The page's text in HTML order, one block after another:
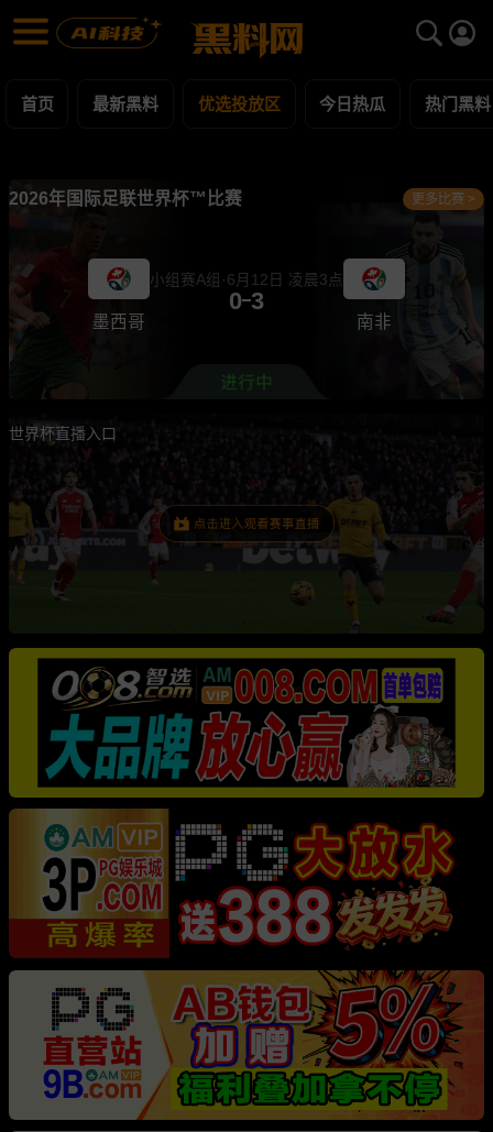
优选投放区 每日更新黑料吃瓜爆料
首页 最新黑料 优选投放区 今日热瓜 热门黑料
2026年国际足联世界杯™比赛 更多比赛 >
墨西哥
小组赛A组·6月12日 凌晨3点
0 3
南非
世界杯直播入口